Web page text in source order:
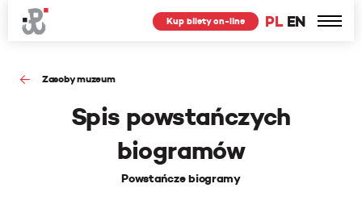
PL EN
Kup bilety on-line
Zasoby muzeum
Spis powstańczych
biogramów
Powstańcze biogramy